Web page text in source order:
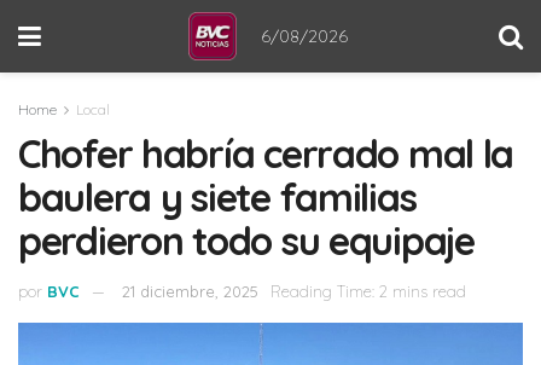
6/08/2026
Home Local
Chofer habría cerrado mal la
baulera y siete familias
perdieron todo su equipaje
por BVC 21 diciembre, 2025 Reading Time: 2 mins read